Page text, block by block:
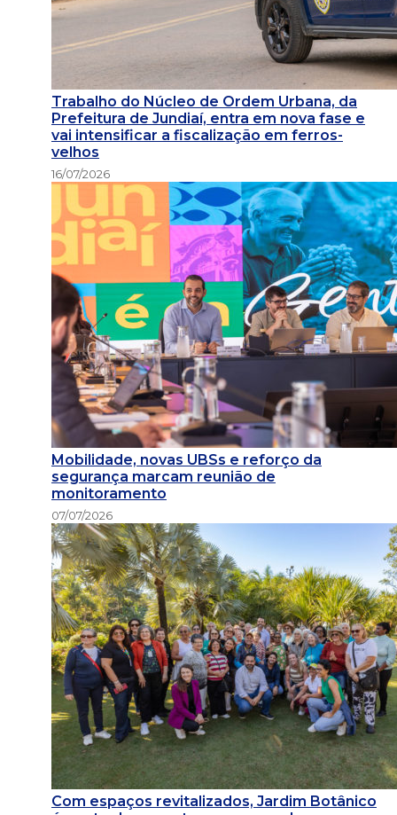
Trabalho do Núcleo de Ordem Urbana, da
Prefeitura de Jundiaí, entra em nova fase e
vai intensificar a fiscalização em ferros-
velhos
16/07/2026
Mobilidade, novas UBSs e reforço da
segurança marcam reunião de
monitoramento
07/07/2026
Com espaços revitalizados, Jardim Botânico